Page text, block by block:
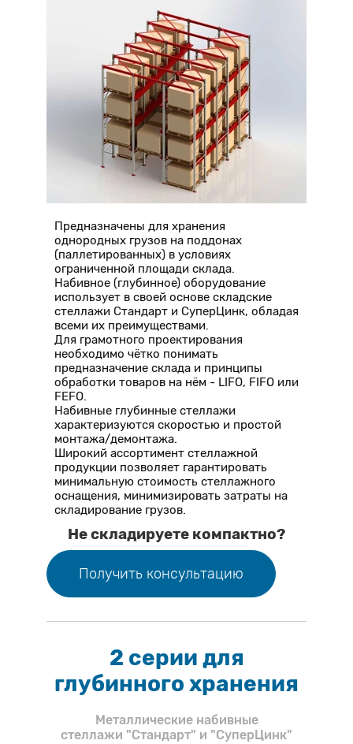
Предназначены для хранения
однородных грузов на поддонах
(паллетированных) в условиях
ограниченной площади склада.
Набивное (глубинное) оборудование
использует в своей основе складские
стеллажи Стандарт и СуперЦинк, обладая
всеми их преимуществами.
Для грамотного проектирования
необходимо чётко понимать
предназначение склада и принципы
обработки товаров на нём - LIFO, FIFO или
FEFO.
Набивные глубинные стеллажи
характеризуются скоростью и простой
монтажа/демонтажа.
Широкий ассортимент стеллажной
продукции позволяет гарантировать
минимальную стоимость стеллажного
оснащения, минимизировать затраты на
складирование грузов.
Не складируете компактно?
Получить консультацию
2 серии для
глубинного хранения
Металлические набивные
стеллажи "Стандарт" и "СуперЦинк"